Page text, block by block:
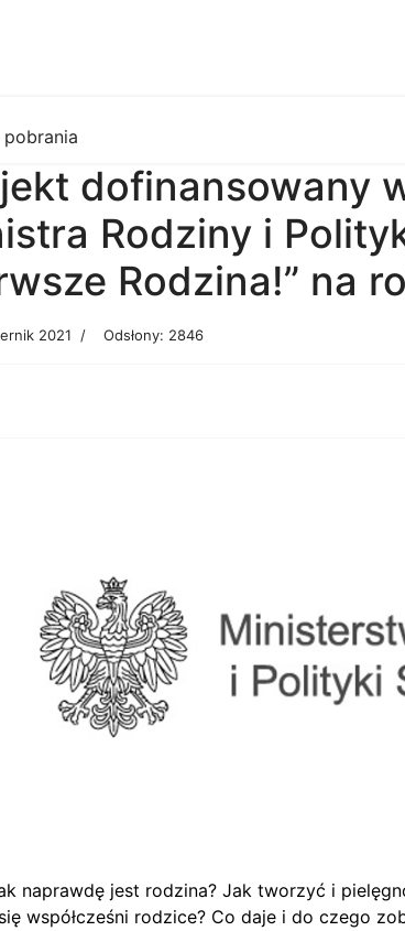
dofinansowany
Rodziny i
Rodzina!” na
2021 Odsłony: 2846
naprawdę jest rodzina? Jak tworzyć i
współcześni rodzice? Co daje i do czego